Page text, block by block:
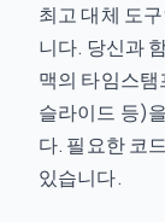
최고 대체 도
니다. 당신과
맥의 타임스
슬라이드 등)
다. 필요한 코
있습니다.